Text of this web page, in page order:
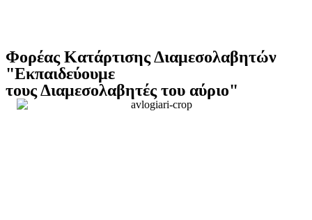
Φορέας Κατάρτισης Διαμεσολαβητών
"Εκπαιδεύουμε
τους Διαμεσολαβητές του αύριο"